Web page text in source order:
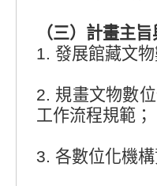
（三）計畫主
1. 發展館藏文
2. 規畫文物數
工作流程規範；
3. 各數位化機